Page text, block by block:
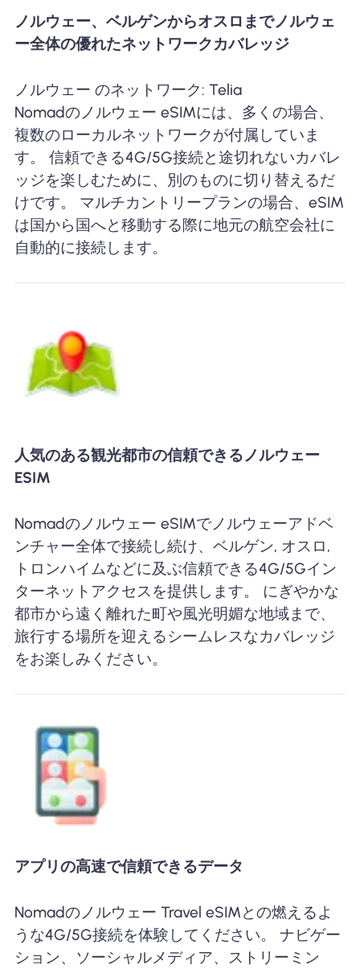
ノルウェー、ベルゲンからオスロまでノルウェ
ー全体の優れたネットワークカバレッジ
ノルウェー のネットワーク: Telia
Nomadのノルウェー eSIMには、多くの場合、
複数のローカルネットワークが付属していま
す。 信頼できる4G/5G接続と途切れないカバレ
ッジを楽しむために、別のものに切り替えるだ
けです。 マルチカントリープランの場合、eSIM
は国から国へと移動する際に地元の航空会社に
自動的に接続します。
人気のある観光都市の信頼できるノルウェー
ESIM
Nomadのノルウェー eSIMでノルウェーアドベ
ンチャー全体で接続し続け、ベルゲン, オスロ,
トロンハイムなどに及ぶ信頼できる4G/5Gイン
ターネットアクセスを提供します。 にぎやかな
都市から遠く離れた町や風光明媚な地域まで、
旅行する場所を迎えるシームレスなカバレッジ
をお楽しみください。
アプリの高速で信頼できるデータ
Nomadのノルウェー Travel eSIMとの燃えるよ
うな4G/5G接続を体験してください。 ナビゲー
ション、ソーシャルメディア、ストリーミン